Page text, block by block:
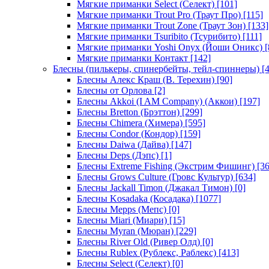
Мягкие приманки Select (Селект) [101]
Мягкие приманки Trout Pro (Траут Про) [115]
Мягкие приманки Trout Zone (Траут Зон) [133]
Мягкие приманки Tsuribito (Тсурибито) [111]
Мягкие приманки Yoshi Onyx (Йоши Оникс)
Мягкие приманки Контакт [142]
Блесны (пилькеры, спинербейты, тейл-спиннеры)
Блесны Алекс Краш (В. Терехин) [90]
Блесны от Орлова [2]
Блесны Akkoi (I AM Company) (Аккои) [197]
Блесны Bretton (Брэттон) [299]
Блесны Chimera (Химера) [595]
Блесны Condor (Кондор) [159]
Блесны Daiwa (Дайва) [147]
Блесны Deps (Дэпс) [1]
Блесны Extreme Fishing (Экстрим Фишинг)
Блесны Grows Culture (Гровс Культур) [634]
Блесны Jackall Timon (Джакал Тимон) [0]
Блесны Kosadaka (Косадака) [1077]
Блесны Mepps (Мепс) [0]
Блесны Miari (Миари) [15]
Блесны Myran (Мюран) [229]
Блесны River Old (Ривер Олд) [0]
Блесны Rublex (Рублекс, Раблекс) [413]
Блесны Select (Селект) [0]